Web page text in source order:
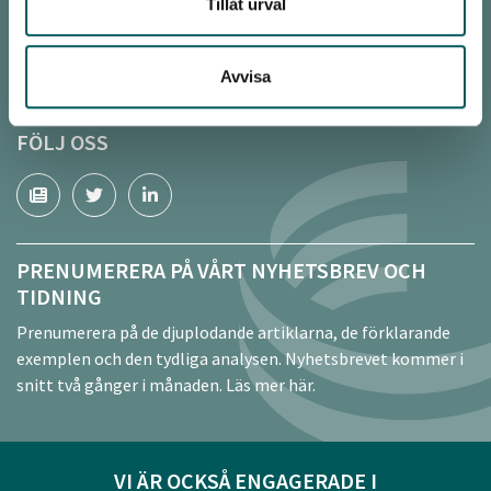
Tillåt urval
Avvisa
www.sverigesorterar.se
www.biogodsel.se
FÖLJ OSS
PRENUMERERA PÅ VÅRT NYHETSBREV OCH
TIDNING
Prenumerera på de djuplodande artiklarna, de förklarande
exemplen och den tydliga analysen. Nyhetsbrevet kommer i
snitt två gånger i månaden. Läs mer här.
VI ÄR OCKSÅ ENGAGERADE I